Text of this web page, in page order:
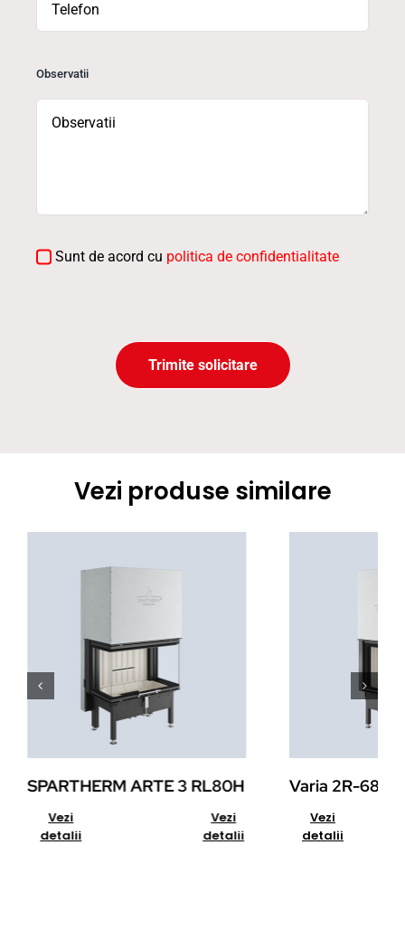
Observatii
Sunt de acord cu politica de confidentialitate
Trimite solicitare
Vezi produse similare
SPARTHERM ARTE 3 RL80H
Add to cart Details
Varia 2R-68h
Add to cart